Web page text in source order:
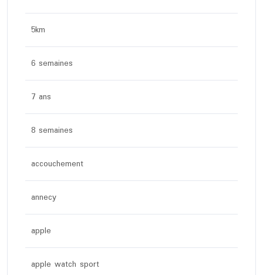
5km
6 semaines
7 ans
8 semaines
accouchement
annecy
apple
apple watch sport